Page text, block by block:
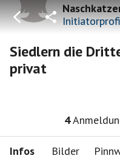
Siedlern die
privat
4
Infos Bilder